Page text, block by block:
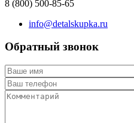
8 (800) 500-85-65
info@detalskupka.ru
Обратный звонок